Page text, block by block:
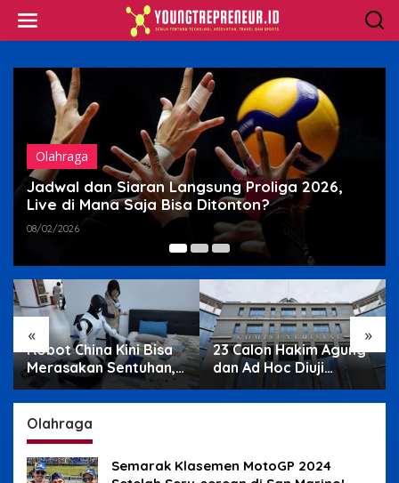
content
Olahraga
Jadwal dan Siaran Langsung Proliga 2026,
Live di Mana Saja Bisa Ditonton?
08/02/2026
« »
Robot China Kini Bisa
Merasakan Sentuhan,
Kulit Elektronik Jadi
Kunci
23 Calon Hakim Agung
dan Ad Hoc Diuji
Yudisial
Olahraga
Semarak Klasemen MotoGP 2024